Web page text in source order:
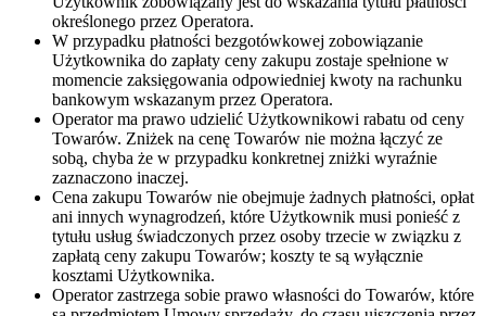
określonego przez Operatora.
W przypadku płatności bezgotówkowej zobowiązanie
Użytkownika do zapłaty ceny zakupu zostaje spełnione w
momencie zaksięgowania odpowiedniej kwoty na rachunku
bankowym wskazanym przez Operatora.
Operator ma prawo udzielić Użytkownikowi rabatu od ceny
Towarów. Zniżek na cenę Towarów nie można łączyć ze
sobą, chyba że w przypadku konkretnej zniżki wyraźnie
zaznaczono inaczej.
Cena zakupu Towarów nie obejmuje żadnych płatności, opłat
ani innych wynagrodzeń, które Użytkownik musi ponieść z
tytułu usług świadczonych przez osoby trzecie w związku z
zapłatą ceny zakupu Towarów; koszty te są wyłącznie
kosztami Użytkownika.
Operator zastrzega sobie prawo własności do Towarów, które